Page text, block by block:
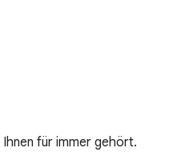
für immer gehört.